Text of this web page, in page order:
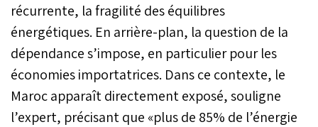
récurrente, la fragilité des équilibres
énergétiques. En arrière-plan, la question de la
dépendance s’impose, en particulier pour les
économies importatrices. Dans ce contexte, le
Maroc apparaît directement exposé, souligne
l’expert, précisant que «plus de 85% de l’énergie